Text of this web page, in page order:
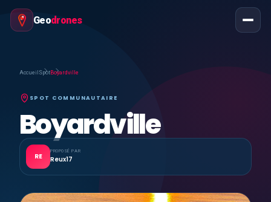
Geodrones
Accueil SpotBoyardville
SPOT COMMUNAUTAIRE
Boyardville
RE
PROPOSÉ PAR
Reux17